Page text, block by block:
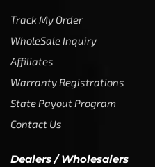
Track My Order
WholeSale Inquiry
Affiliates
Warranty Registrations
State Payout Program
Contact Us
Dealers / Wholesalers